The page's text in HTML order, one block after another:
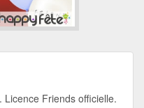
Friends officielle.